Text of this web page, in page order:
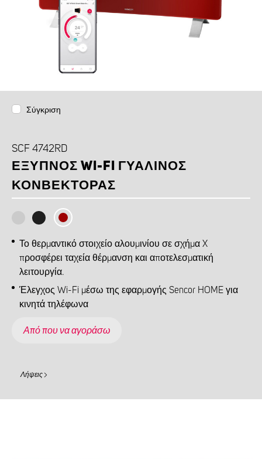
Σύγκριση
SCF 4742RD
ΈΞΥΠΝΟΣ WI-FI ΓΥΆΛΙΝΟΣ
ΚΟΝΒΈΚΤΟΡΑΣ
Το θερμαντικό στοιχείο αλουμινίου σε σχήμα X
προσφέρει ταχεία θέρμανση και αποτελεσματική
λειτουργία.
Έλεγχος Wi-Fi μέσω της εφαρμογής Sencor HOME για
κινητά τηλέφωνα
Από που να αγοράσω
Λήψεις